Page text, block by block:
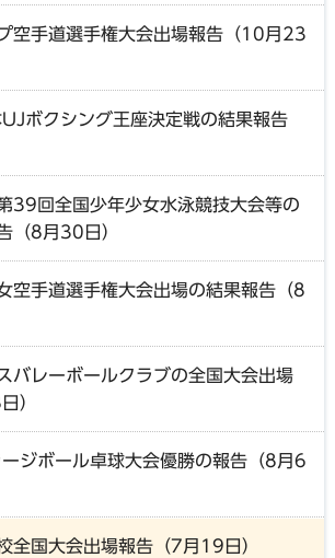
空手道選手権大会出場報告（10月23
ボクシング王座決定戦の結果報告
39回全国少年少女水泳競技大会等の
（8月30日）
空手道選手権大会出場の結果報告（8
バレーボールクラブの全国大会出場
）
ジボール卓球大会優勝の報告（8月6
全国大会出場報告（7月19日）